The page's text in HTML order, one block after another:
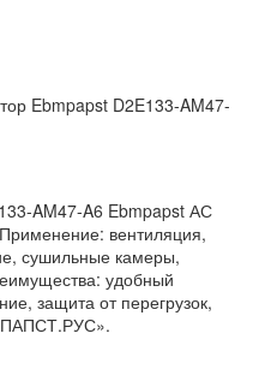
Ebmpapst D2E133-AM47-
AM47-A6 Ebmpapst АС
вентиляция,
сушильные камеры,
удобный
защита от перегрузок,
ПАПСТ.РУС».